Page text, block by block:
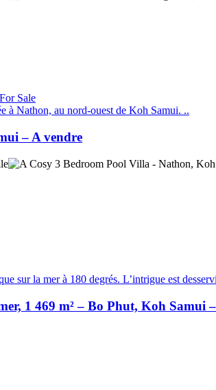
à Nathon, au nord-ouest de Koh Samui. ..
– A vendre
sur la mer à 180 degrés. L’intrigue est
1 469 m² – Bo Phut, Koh Samui